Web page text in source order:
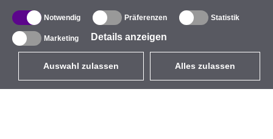
Notwendig Präferenzen Statistik
Marketing Details anzeigen
Auswahl zulassen Alles zulassen
Außen-WLAN-Lösungen
Integrierte Antennen
WiFi 5
Antennenpigtails
Befestigungen und
Unternehmen
Marke
Veranstaltungen
StarCoins
Kontakt